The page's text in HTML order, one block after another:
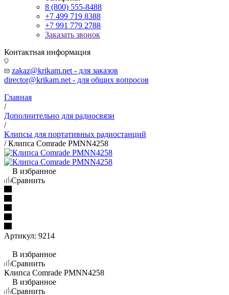
8 (800) 555-8488
+7 499 719 8388
+7 991 779 2788
Заказать звонок
Контактная информация
zakaz@krikam.net - для заказов
director@krikam.net - для общих вопросов
Главная
/
Дополнительно для радиосвязи
/
Клипсы для портативных радиостанций
/Клипса Comrade PMNN4258
В избранное
Сравнить
Артикул: 9214
В избранное
Сравнить
Клипса Comrade PMNN4258
В избранное
Сравнить